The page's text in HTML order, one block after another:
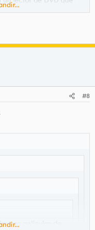
que las tengo
#8
peliculas de